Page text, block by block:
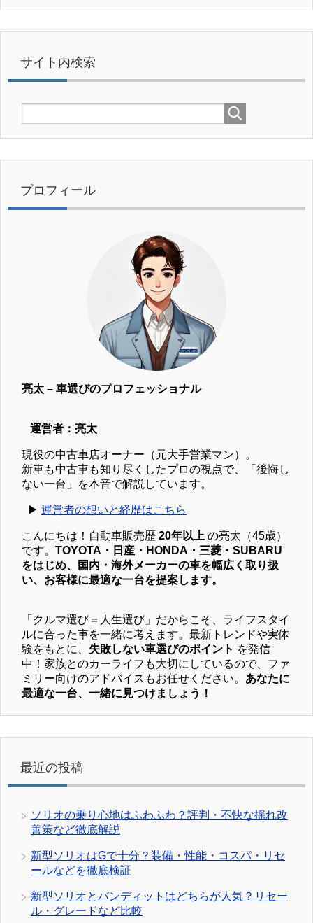
サイト内検索
プロフィール
亮太 – 車選びのプロフェッショナル
運営者：亮太
現役の中古車店オーナー（元大手営業マン）。
新車も中古車も知り尽くしたプロの視点で、「後悔し
ない一台」を本音で解説しています。
▶︎ 運営者の想いと経歴はこちら
こんにちは！自動車販売歴 20年以上 の亮太（45歳）
です。 TOYOTA・日産・HONDA・三菱・SUBARU
をはじめ、国内・海外メーカーの車を幅広く取り扱
い、お客様に最適な一台を提案します。
「クルマ選び＝人生選び」だからこそ、ライフスタイ
ルに合った車を一緒に考えます。最新トレンドや実体
験をもとに、 失敗しない車選びのポイント を発信
中！家族とのカーライフも大切にしているので、ファ
ミリー向けのアドバイスもお任せください。 あなたに
最適な一台、一緒に見つけましょう！
最近の投稿
ソリオの乗り心地はふわふわ？評判・不快な揺れ改
善策など徹底解説
新型ソリオはGで十分？装備・性能・コスパ・リセ
ールなどを徹底検証
新型ソリオとバンディットはどちらが人気？リセー
ル・グレードなど比較